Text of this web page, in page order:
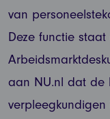
van
Deze functie
aan NU.nl dat de